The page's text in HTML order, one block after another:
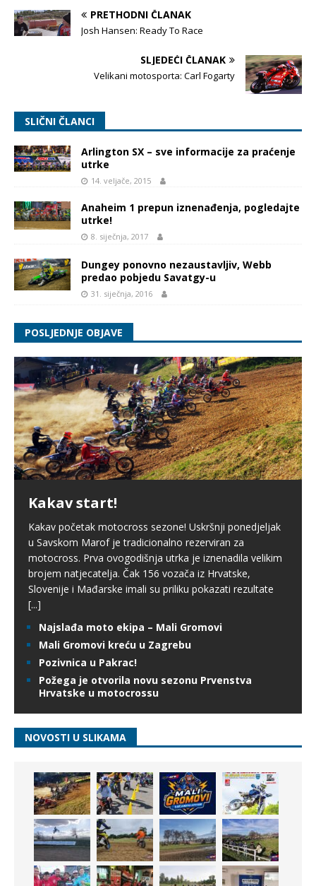
PRETHODNI ČLANAK
Josh Hansen: Ready To Race
SLJEDEĆI ČLANAK
Velikani motosporta: Carl Fogarty
SLIČNI ČLANCI
Arlington SX – sve informacije za praćenje
utrke
14. veljače, 2015
Anaheim 1 prepun iznenađenja, pogledajte
utrke!
8. siječnja, 2017
Dungey ponovno nezaustavljiv, Webb
predao pobjedu Savatgy-u
31. siječnja, 2016
POSLJEDNJE OBJAVE
Kakav start!
Kakav početak motocross sezone! Uskršnji ponedjeljak
u Savskom Marof je tradicionalno rezerviran za
motocross. Prva ovogodišnja utrka je iznenadila velikim
brojem natjecatelja. Čak 156 vozača iz Hrvatske,
Slovenije i Mađarske imali su priliku pokazati rezultate
[...]
Najslađa moto ekipa – Mali Gromovi
Mali Gromovi kreću u Zagrebu
Pozivnica u Pakrac!
Požega je otvorila novu sezonu Prvenstva
Hrvatske u motocrossu
NOVOSTI U SLIKAMA